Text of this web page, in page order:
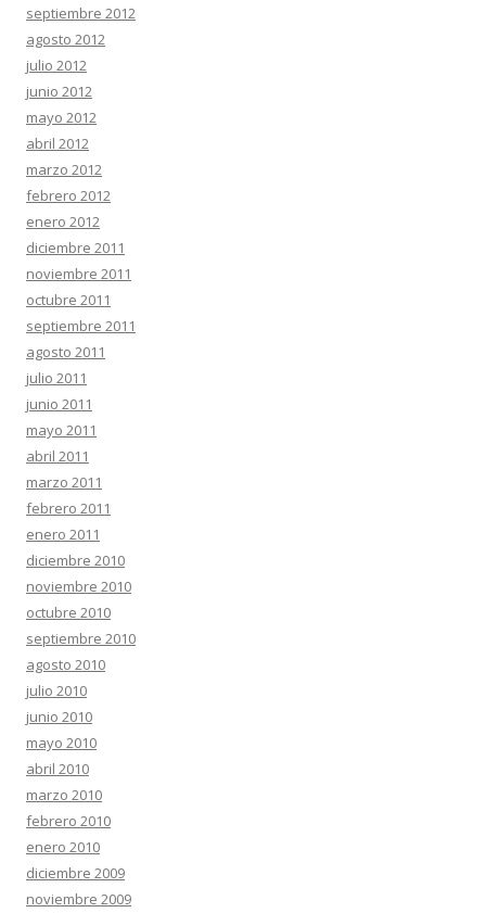
septiembre 2012
agosto 2012
julio 2012
junio 2012
mayo 2012
abril 2012
marzo 2012
febrero 2012
enero 2012
diciembre 2011
noviembre 2011
octubre 2011
septiembre 2011
agosto 2011
julio 2011
junio 2011
mayo 2011
abril 2011
marzo 2011
febrero 2011
enero 2011
diciembre 2010
noviembre 2010
octubre 2010
septiembre 2010
agosto 2010
julio 2010
junio 2010
mayo 2010
abril 2010
marzo 2010
febrero 2010
enero 2010
diciembre 2009
noviembre 2009